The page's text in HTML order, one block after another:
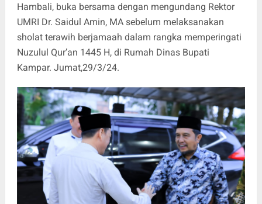
Hambali, buka bersama dengan mengundang Rektor
UMRI Dr. Saidul Amin, MA sebelum melaksanakan
sholat terawih berjamaah dalam rangka memperingati
Nuzulul Qur’an 1445 H, di Rumah Dinas Bupati
Kampar. Jumat,29/3/24.